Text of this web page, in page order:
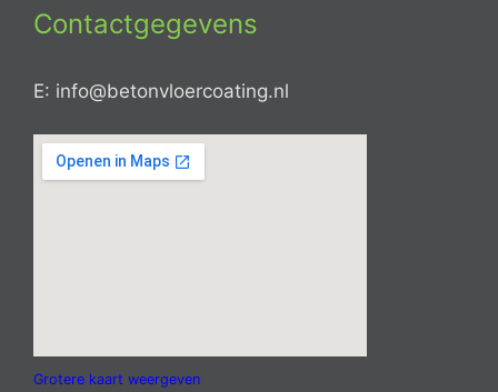
Contactgegevens
E: info@betonvloercoating.nl
Grotere kaart weergeven